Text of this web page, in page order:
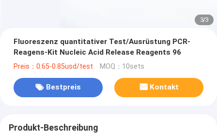
3/3
Fluoreszenz quantitativer Test/Ausrüstung PCR-
Reagens-Kit Nucleic Acid Release Reagents 96
Preis：0.65-0.85usd/test MOQ：10sets
Bestpreis Kontakt
Produkt-Beschreibung